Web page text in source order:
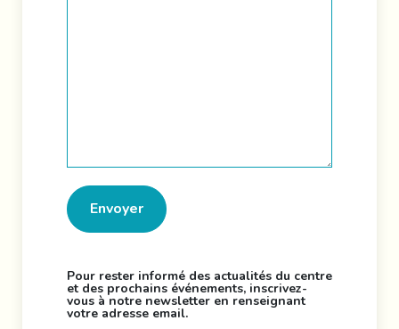
Pour rester informé des actualités du centre
et des prochains événements, inscrivez-
vous à notre newsletter en renseignant
votre adresse email.